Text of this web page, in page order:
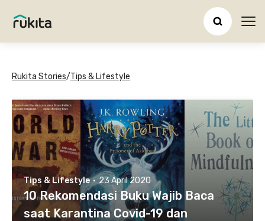
Rukita Stories/Tips & Lifestyle
Tips & Lifestyle · 23 April 2020
10 Rekomendasi Buku Wajib Baca
saat Karantina Covid-19 dan